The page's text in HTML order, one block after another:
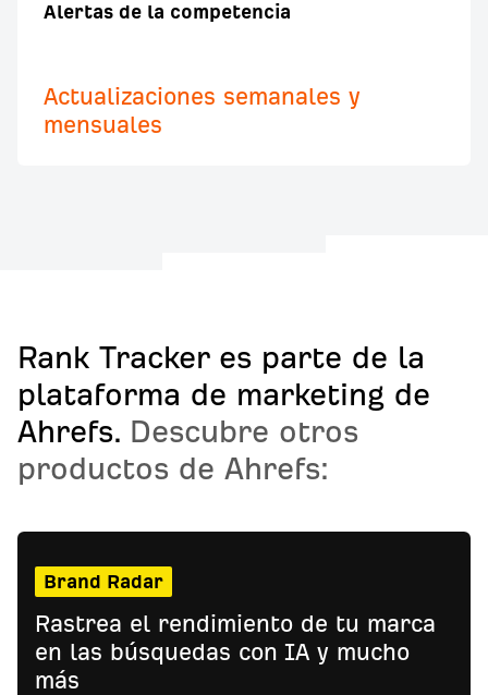
Alertas de la competencia
Actualizaciones semanales y
mensuales
Rank Tracker es parte de la
plataforma de marketing de
Ahrefs. Descubre otros
productos de Ahrefs:
Brand Radar
Rastrea el rendimiento de tu marca
en las búsquedas con IA y mucho
más